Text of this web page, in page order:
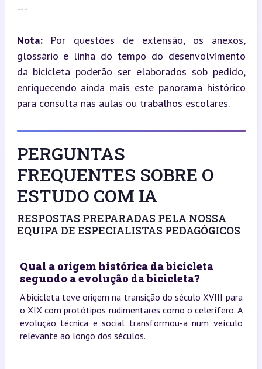
---
Nota: Por questões de extensão, os anexos,
glossário e linha do tempo do desenvolvimento
da bicicleta poderão ser elaborados sob pedido,
enriquecendo ainda mais este panorama histórico
para consulta nas aulas ou trabalhos escolares.
PERGUNTAS
FREQUENTES SOBRE O
ESTUDO COM IA
RESPOSTAS PREPARADAS PELA NOSSA
EQUIPA DE ESPECIALISTAS PEDAGÓGICOS
Qual a origem histórica da bicicleta
segundo a evolução da bicicleta?
A bicicleta teve origem na transição do século XVIII para
o XIX com protótipos rudimentares como o celerífero. A
evolução técnica e social transformou-a num veículo
relevante ao longo dos séculos.